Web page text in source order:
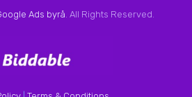
Ads byrå. All Rights Reserved.